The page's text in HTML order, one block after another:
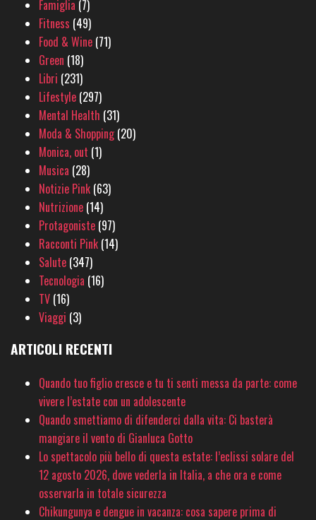
Famiglia (7)
Fitness (49)
Food & Wine (71)
Green (18)
Libri (231)
Lifestyle (297)
Mental Health (31)
Moda & Shopping(20)
Monica, out (1)
Musica (28)
Notizie Pink (63)
Nutrizione (14)
Protagoniste (97)
Racconti Pink (14)
Salute (347)
Tecnologia (16)
TV (16)
Viaggi (3)
ARTICOLI RECENTI
Quando tuo figlio cresce e tu ti senti messa da parte: come
vivere l’estate con un adolescente
Quando smettiamo di difenderci dalla vita: Ci basterà
mangiare il vento di Gianluca Gotto
Lo spettacolo più bello di questa estate: l’eclissi solare del
12 agosto 2026, dove vederla in Italia, a che ora e come
osservarla in totale sicurezza
Chikungunya e dengue in vacanza: cosa sapere prima di